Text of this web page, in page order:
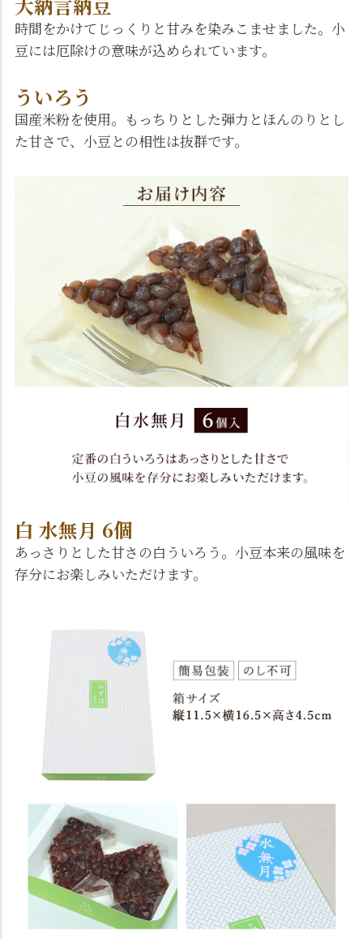
時間をかけてじっくりと甘みを染みこませました。小
豆には厄除けの意味が込められています。
ういろう
国産米粉を使用。もっちりとした弾力とほんのりとし
た甘さで、小豆との相性は抜群です。
白 水無月 6個
あっさりとした甘さの白ういろう。小豆本来の風味を
存分にお楽しみいただけます。